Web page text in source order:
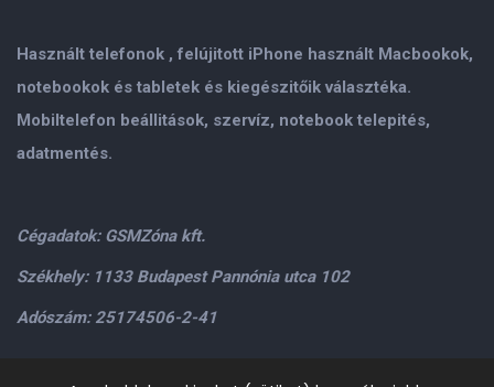
Használt telefonok , felújitott iPhone használt Macbookok,
notebookok és tabletek és kiegészitőik választéka.
Mobiltelefon beállitások, szervíz, notebook telepités,
adatmentés.
Cégadatok: GSMZóna kft.
Székhely: 1133 Budapest Pannónia utca 102
Adószám: 25174506-2-41